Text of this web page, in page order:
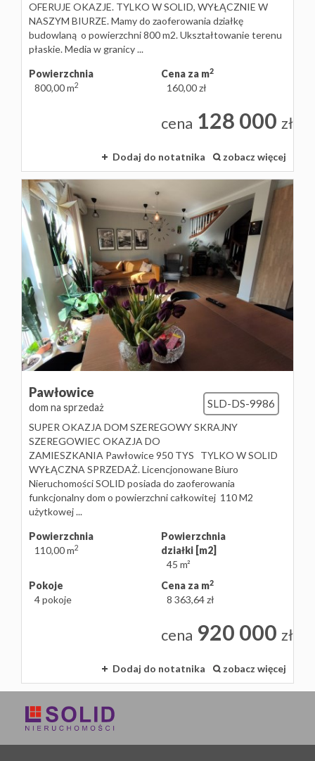
OFERUJE OKAZJE. TYLKO W SOLID, WYŁĄCZNIE W
NASZYM BIURZE. Mamy do zaoferowania działkę
budowlaną o powierzchni 800 m2. Ukształtowanie terenu
płaskie. Media w granicy ...
Powierzchnia
800,00 m2
Cena za m2
160,00 zł
cena 128 000 zł
Dodaj do notatnika zobacz więcej
Pawłowice
dom na sprzedaż SLD-DS-9986
SUPER OKAZJA DOM SZEREGOWY SKRAJNY
SZEREGOWIEC OKAZJA DO
ZAMIESZKANIA Pawłowice 950 TYS TYLKO W SOLID
WYŁĄCZNA SPRZEDAŻ. Licencjonowane Biuro
Nieruchomości SOLID posiada do zaoferowania
funkcjonalny dom o powierzchni całkowitej 110 M2
użytkowej ...
Powierzchnia
110,00 m2
Powierzchnia
działki [m2]
45 m²
Pokoje
4 pokoje
Cena za m2
8 363,64 zł
cena 920 000 zł
Dodaj do notatnika zobacz więcej